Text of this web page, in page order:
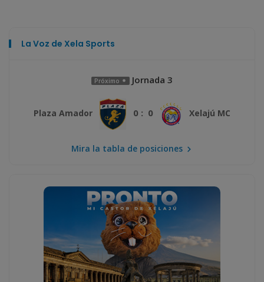
La Voz de Xela Sports
Próximo Jornada 3
Plaza Amador 0 : 0 Xelajú MC
Mira la tabla de posiciones